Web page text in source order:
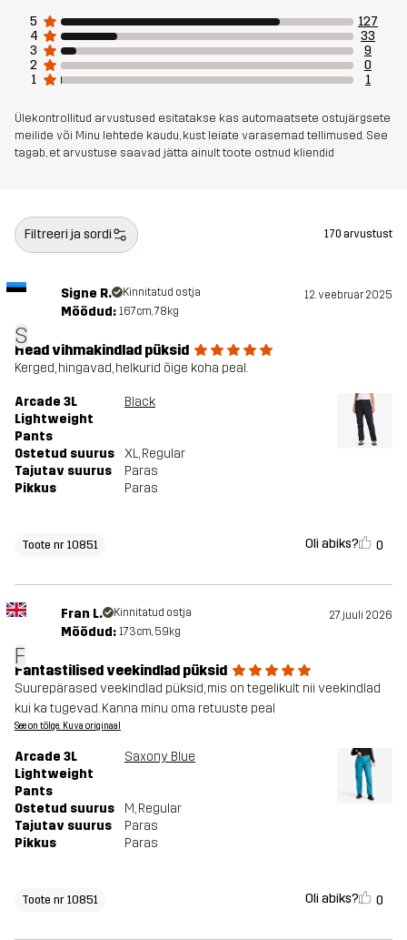
Artikli number 10851_2457
5
127
4
33
3
9
2
0
1
1
Ülekontrollitud arvustused esitatakse kas automaatsete ostujärgsete
meilide või Minu lehtede kaudu, kust leiate varasemad tellimused. See
tagab, et arvustuse saavad jätta ainult toote ostnud kliendid
Filtreeri ja sordi 170 arvustust
S
Signe R. Kinnitatud ostja 12. veebruar 2025
Mõõdud: 167cm, 78kg
Head vihmakindlad püksid
Kerged, hingavad, helkurid õige koha peal.
Arcade 3L
Lightweight
Pants
Black
Ostetud suurus XL, Regular
Tajutav suurus
Paras
Pikkus
Paras
Toote nr 10851 Oli abiks? 0
F
Fran L. Kinnitatud ostja 27. juuli 2026
Mõõdud: 173cm, 59kg
Fantastilised veekindlad püksid
Suurepärased veekindlad püksid, mis on tegelikult nii veekindlad
kui ka tugevad. Kanna minu oma retuuste peal
See on tõlge. Kuva originaal
Arcade 3L
Lightweight
Pants
Saxony Blue
Ostetud suurus M, Regular
Tajutav suurus
Paras
Pikkus
Paras
Toote nr 10851 Oli abiks? 0